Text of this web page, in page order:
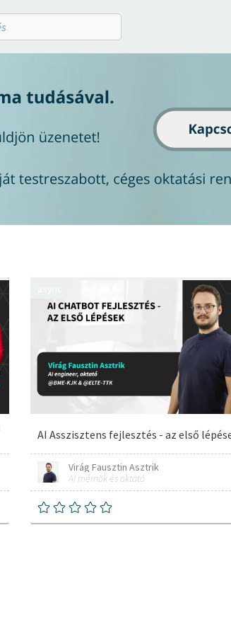
AI Asszisztens fejlesztés - az első
Virág Fausztin Asztrik
AI mérnök és oktató